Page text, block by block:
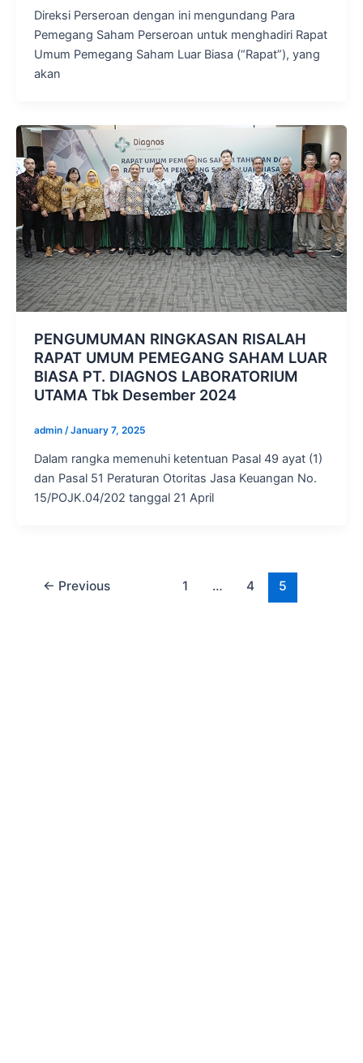
Direksi Perseroan dengan ini mengundang Para
Pemegang Saham Perseroan untuk menghadiri Rapat
Umum Pemegang Saham Luar Biasa (“Rapat”), yang
akan
PENGUMUMAN RINGKASAN RISALAH
RAPAT UMUM PEMEGANG SAHAM LUAR
BIASA PT. DIAGNOS LABORATORIUM
UTAMA Tbk Desember 2024
admin /January 7, 2025
Dalam rangka memenuhi ketentuan Pasal 49 ayat (1)
dan Pasal 51 Peraturan Otoritas Jasa Keuangan No.
15/POJK.04/202 tanggal 21 April
← Previous 1 … 4 5